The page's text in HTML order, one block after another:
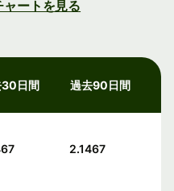
ートを見る
30日間 過去90日間
2.1467